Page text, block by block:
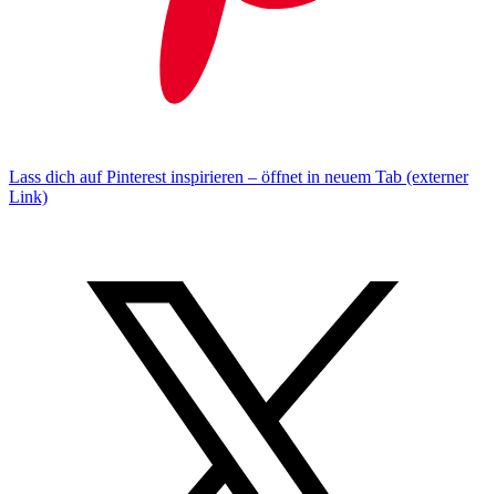
Lass dich auf Pinterest inspirieren – öffnet in neuem Tab (externer
Link)